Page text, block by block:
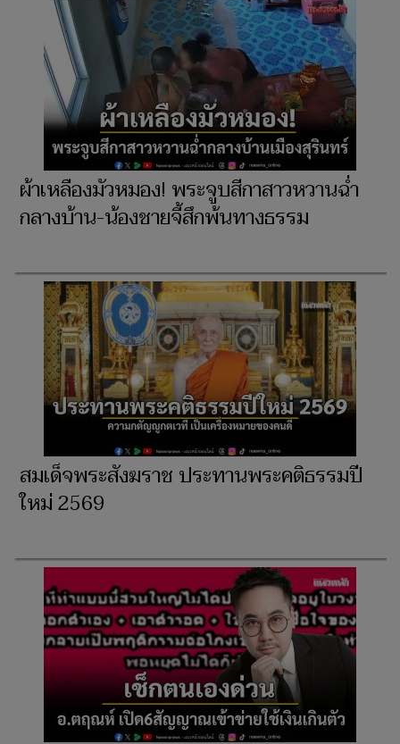
ผ้าเหลืองมัวหมอง! พระจูบสีกาสาวหวานฉ่ำ
กลางบ้าน-น้องชายจี้สึกพ้นทางธรรม
สมเด็จพระสังฆราช ประทานพระคติธรรมปี
ใหม่ 2569